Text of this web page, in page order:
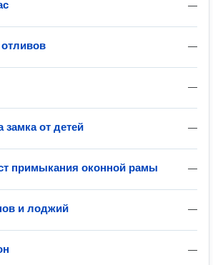
—
—
—
—
замка от детей
—
примыкания оконной рамы
—
и лоджий
—